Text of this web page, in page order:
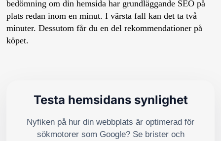
bedömning om din hemsida har grundläggande SEO på
plats redan inom en minut. I värsta fall kan det ta två
minuter. Dessutom får du en del rekommendationer på
köpet.
Testa hemsidans synlighet
Nyfiken på hur din webbplats är optimerad för
sökmotorer som Google? Se brister och